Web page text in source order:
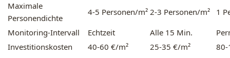
Maximale
Personendichte
4-5 Personen/m² 2-3 Personen/m²
1
Monitoring-Intervall
Echtzeit Alle 15 Min.
Investitionskosten
40-60 €/m² 25-35 €/m² 80-